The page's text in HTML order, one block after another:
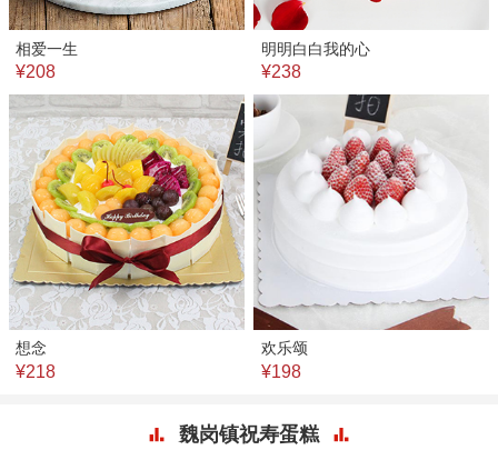
相爱一生
¥208
明明白白我的心
¥238
想念
¥218
欢乐颂
¥198
魏岗镇祝寿蛋糕